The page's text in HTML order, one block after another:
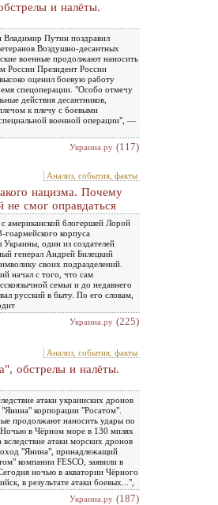
и налёты.
Владимир Путин поздравил
Воздушно-десантных
военные продолжают наносить
России Президент России
оценил боевую работу
спецоперации. "Особо отмечу
действия десантников,
к плечу с боевыми
военной операции", —
Украина.ру (117)
Анализ, события, факты
нацизма. Почему
не смог оправдаться
американской блогершей Лорой
корпуса
один из создателей
генерал Андрей Билецкий
своих подразделений.
начал с того, что сам
семьи и до недавнего
русский в быту. По его словам,
Украина.ру (225)
Анализ, события, факты
обстрелы и налёты.
атаки украинских дронов
"Янина" корпорации "Росатом".
продолжают наносить удары по
в Чёрном море в 130 милях
атаки морских дронов
"Янина", принадлежащий
компании FESCO, заявили в
ночью в акватории Чёрного
в результате атаки боевых...",
Украина.ру (187)